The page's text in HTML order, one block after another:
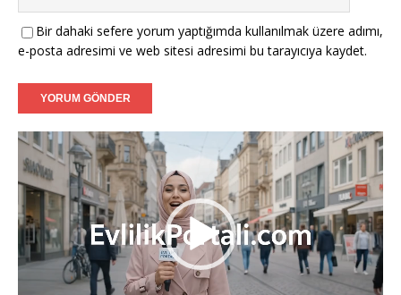
Filiz (39) - Münster:Tanışmak ve görüşmek dileğiyle.
Caner (37) - Karlsruhe:Sadakatli bir hanımefendi
Aylin (35) - Mannheim:
bekliyorum.
Fatih (40) - Augsburg:İnançlı ve ahlaklı bir eş adayı.
Bir dahaki sefere yorum yaptığımda kullanılmak üzere adımı,
e-posta adresimi ve web sitesi adresimi bu tarayıcıya kaydet.
Video
oynatıcı